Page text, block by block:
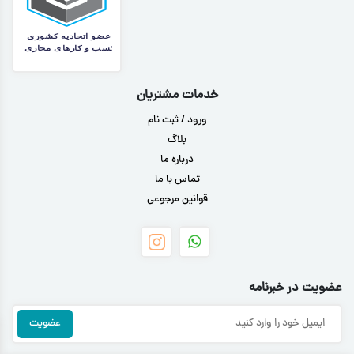
خدمات مشتریان
ورود / ثبت نام
بلاگ
درباره ما
تماس با ما
قوانین مرجوعی
عضویت در خبرنامه